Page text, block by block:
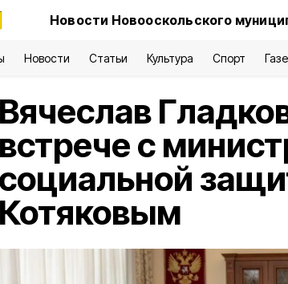
Новости Новооскольского
Новости Статьи Культура Спорт
Вячеслав
встрече с
социальной
Котяковым